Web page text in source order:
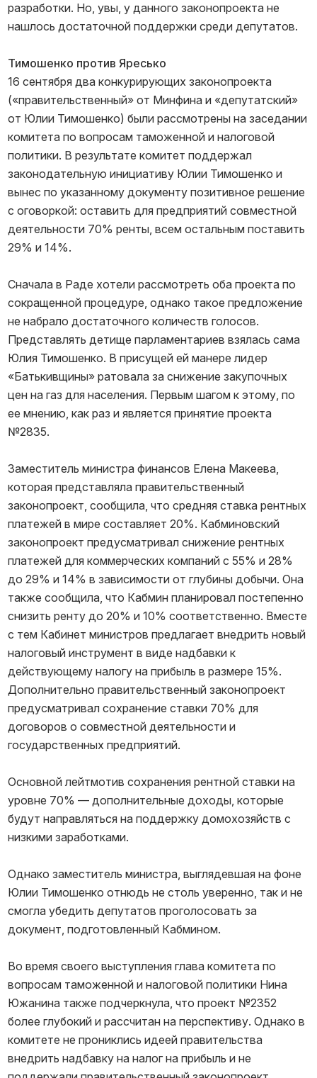
разработки. Но, увы, у данного законопроекта не
нашлось достаточной поддержки среди депутатов.
Тимошенко против Яресько
16 сентября два конкурирующих законопроекта
(«правительственный» от Минфина и «депутатский»
от Юлии Тимошенко) были рассмотрены на заседании
комитета по вопросам таможенной и налоговой
политики. В результате комитет поддержал
законодательную инициативу Юлии Тимошенко и
вынес по указанному документу позитивное решение
с оговоркой: оставить для предприятий совместной
деятельности 70% ренты, всем остальным поставить
29% и 14%.
Сначала в Раде хотели рассмотреть оба проекта по
сокращенной процедуре, однако такое предложение
не набрало достаточного количеств голосов.
Представлять детище парламентариев взялась сама
Юлия Тимошенко. В присущей ей манере лидер
«Батькивщины» ратовала за снижение закупочных
цен на газ для населения. Первым шагом к этому, по
ее мнению, как раз и является принятие проекта
№2835.
Заместитель министра финансов Елена Макеева,
которая представляла правительственный
законопроект, сообщила, что средняя ставка рентных
платежей в мире составляет 20%. Кабминовский
законопроект предусматривал снижение рентных
платежей для коммерческих компаний с 55% и 28%
до 29% и 14% в зависимости от глубины добычи. Она
также сообщила, что Кабмин планировал постепенно
снизить ренту до 20% и 10% соответственно. Вместе
с тем Кабинет министров предлагает внедрить новый
налоговый инструмент в виде надбавки к
действующему налогу на прибыль в размере 15%.
Дополнительно правительственный законопроект
предусматривал сохранение ставки 70% для
договоров о совместной деятельности и
государственных предприятий.
Основной лейтмотив сохранения рентной ставки на
уровне 70% — дополнительные доходы, которые
будут направляться на поддержку домохозяйств с
низкими заработками.
Однако заместитель министра, выглядевшая на фоне
Юлии Тимошенко отнюдь не столь уверенно, так и не
смогла убедить депутатов проголосовать за
документ, подготовленный Кабмином.
Во время своего выступления глава комитета по
вопросам таможенной и налоговой политики Нина
Южанина также подчеркнула, что проект №2352
более глубокий и рассчитан на перспективу. Однако в
комитете не прониклись идеей правительства
внедрить надбавку на налог на прибыль и не